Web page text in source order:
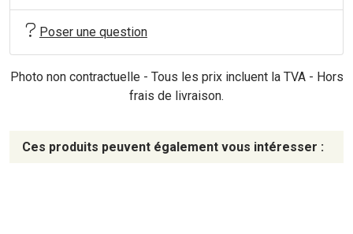
Poser une question
Photo non contractuelle - Tous les prix incluent la TVA - Hors
frais de livraison.
Ces produits peuvent également vous intéresser :